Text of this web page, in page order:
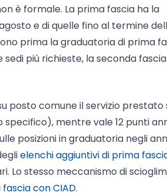
è formale. La prima fascia ha la
e di quelle fino al termine
prima la graduatoria di prima
più richieste, la seconda
posto comune il servizio prestato
mentre vale 12 punti
posizioni in graduatoria negli
elenchi aggiuntivi di prima
Lo stesso meccanismo di
con CIAD.